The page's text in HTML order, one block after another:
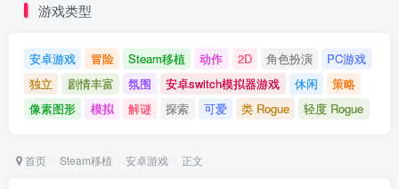
游戏类型
安卓游戏 冒险 Steam移植 动作 2D 角色扮演
PC游戏
独立
剧情丰富 氛围 安卓switch模拟器游戏 休闲
策略
像素图形
模拟 解谜 探索 可爱 类 Rogue 轻度 Rogue
首页 Steam移植 安卓游戏 正文